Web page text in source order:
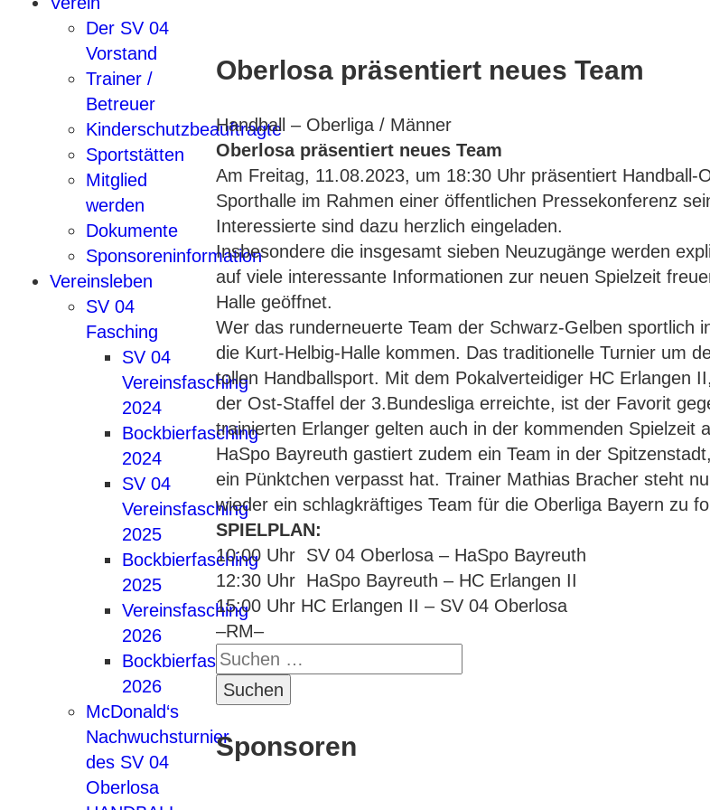
Der SV 04
Vorstand
Trainer /
Betreuer
Kinderschutzbeauftragte
Sportstätten
Mitglied
werden
Dokumente
Sponsoreninformation
Vereinsleben
SV 04
Fasching
SV 04
Vereinsfasching
2024
Bockbierfasching
2024
SV 04
Vereinsfasching
2025
Bockbierfasching
2025
Vereinsfasching
2026
Bockbierfasching
2026
McDonald‘s
Nachwuchsturnier
des SV 04
Oberlosa
Oberlosa präsentiert neues Team
Handball – Oberliga / Männer
Oberlosa präsentiert neues Team
Am Freitag, 11.08.2023, um 18:30 Uhr präsentiert Handball-
Sporthalle im Rahmen einer öffentlichen Pressekonferenz
Interessierte sind dazu herzlich eingeladen.
Insbesondere die insgesamt sieben Neuzugänge werden
auf viele interessante Informationen zur neuen Spielzeit
Halle geöffnet.
Wer das runderneuerte Team der Schwarz-Gelben sportlich
die Kurt-Helbig-Halle kommen. Das traditionelle Turnier um
tollen Handballsport. Mit dem Pokalverteidiger HC Erlangen
der Ost-Staffel der 3.Bundesliga erreichte, ist der Favorit
trainierten Erlanger gelten auch in der kommenden Spielzeit
HaSpo Bayreuth gastiert zudem ein Team in der
ein Pünktchen verpasst hat. Trainer Mathias Bracher steht
wieder ein schlagkräftiges Team für die Oberliga Bayern zu
SPIELPLAN:
10:00 Uhr SV 04 Oberlosa – HaSpo Bayreuth
12:30 Uhr HaSpo Bayreuth – HC Erlangen II
15:00 Uhr HC Erlangen II – SV 04 Oberlosa
–RM–
Suchen
nach:
Sponsoren